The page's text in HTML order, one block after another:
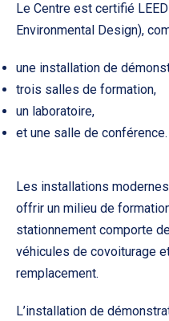
Le Centre est certifié
Environmental Design),
une installation de
trois salles de formation,
un laboratoire,
et une salle de conférence.
Les installations
offrir un milieu de
stationnement comporte
véhicules de covoiturage
remplacement.
L’installation de